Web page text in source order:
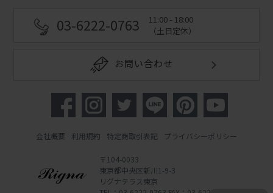
03-6222-0763
11:00 - 18:00
（土日定休）
お問い合わせ
会社概要 利用規約 特定商取引表記 プライバシーポリシー
〒104-0033
東京都中央区新川1-9-3
リグナテラス東京